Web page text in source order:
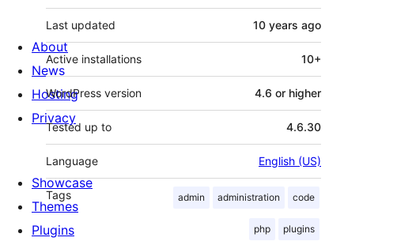
Last updated 10 years ago
Active installations 10+
WordPress version 4.6 or higher
Tested up to 4.6.30
Language English (US)
Tags admin administration code
php plugins
About
News
Hosting
Privacy
Showcase
Themes
Plugins